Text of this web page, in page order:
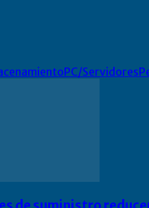
PC/Servidores